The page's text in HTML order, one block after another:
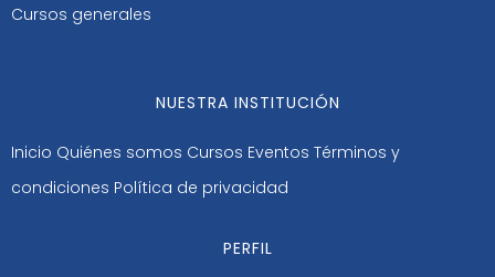
Cursos generales
NUESTRA INSTITUCIÓN
Inicio Quiénes somos Cursos Eventos Términos y
condiciones Política de privacidad
PERFIL